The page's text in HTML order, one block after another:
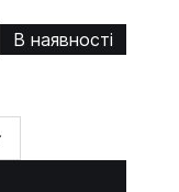
В наявності